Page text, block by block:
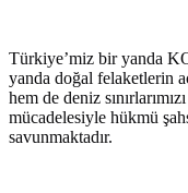
Türkiye’miz bir yanda
yanda doğal felaketlerin
hem de deniz
mücadelesiyle hükmü
savunmaktadır.